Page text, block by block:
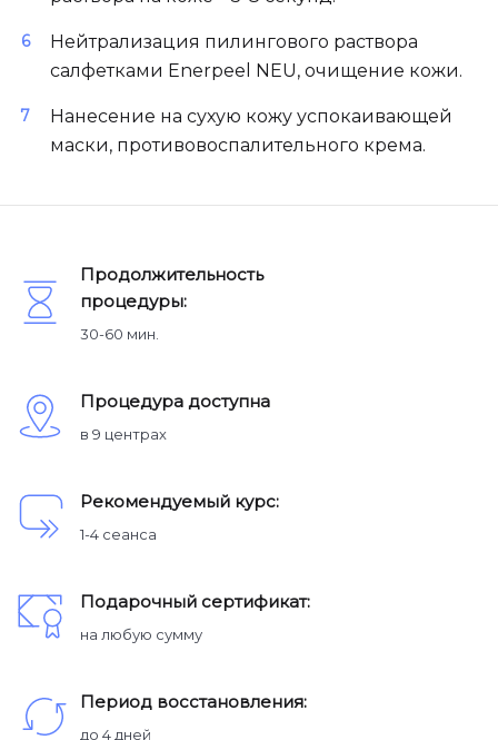
Нейтрализация пилингового раствора
салфетками Enerpeel NEU, очищение кожи.
Нанесение на сухую кожу успокаивающей
маски, противовоспалительного крема.
Продолжительность
процедуры:
30-60 мин.
Процедура доступна
в 9 центрах
Рекомендуемый курс:
1-4 сеанса
Подарочный сертификат:
на любую сумму
Период восстановления:
до 4 дней